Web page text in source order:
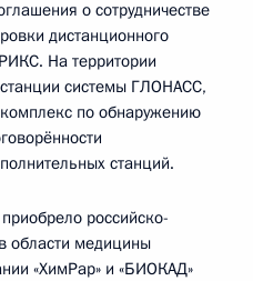
о сотрудничестве
дистанционного
На территории
системы ГЛОНАСС,
по обнаружению
станций.
российско-
области медицины
«ХимРар» и «БИОКАД»